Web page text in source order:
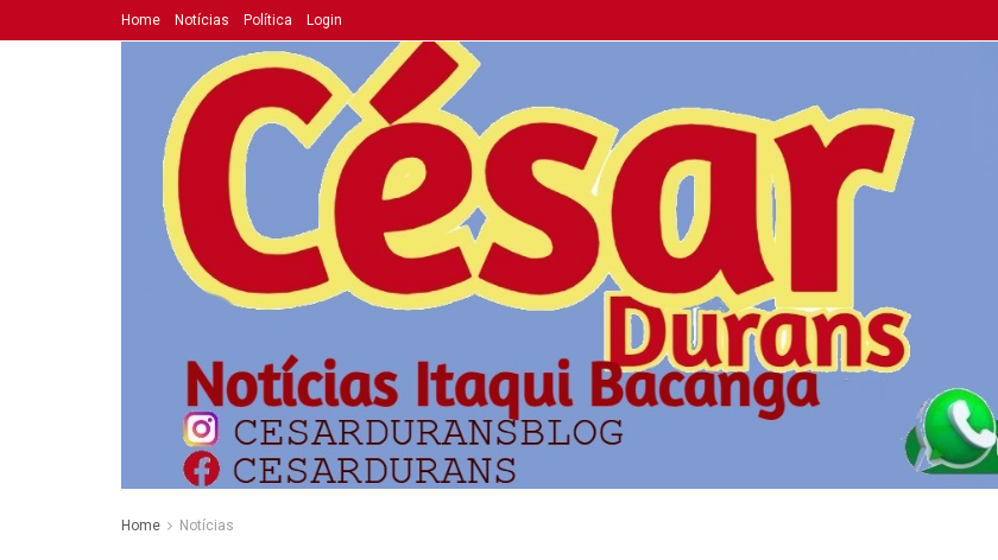
Home Notícias Política Login
Home Notícias